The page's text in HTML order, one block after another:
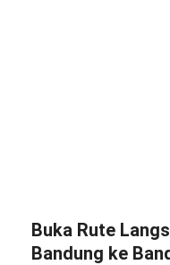
Buka Rute
Bandung ke